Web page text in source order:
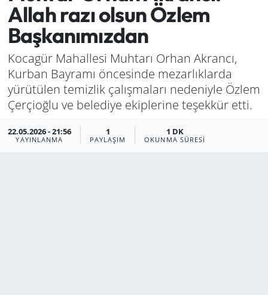
Allah razı olsun Özlem
Başkanımızdan
Kocagür Mahallesi Muhtarı Orhan Akrancı,
Kurban Bayramı öncesinde mezarlıklarda
yürütülen temizlik çalışmaları nedeniyle Özlem
Çerçioğlu ve belediye ekiplerine teşekkür etti.
22.05.2026 - 21:56
YAYINLANMA
1
PAYLAŞIM
1 DK
OKUNMA SÜRESI
Haber
Izmir
Kütahya
Manisa
Muğla
Haber Arşivi